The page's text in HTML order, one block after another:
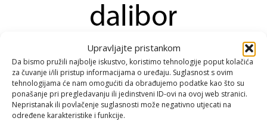
Upravljajte pristankom
Da bismo pružili najbolje iskustvo, koristimo tehnologije poput kolačića
za čuvanje i/ili pristup informacijama o uređaju. Suglasnost s ovim
tehnologijama će nam omogućiti da obrađujemo podatke kao što su
ponašanje pri pregledavanju ili jedinstveni ID-ovi na ovoj web stranici.
Nepristanak ili povlačenje suglasnosti može negativno utjecati na
određene karakteristike i funkcije.
Konzultant, Anqvadropolog, Pjesnik i Top Menadžer